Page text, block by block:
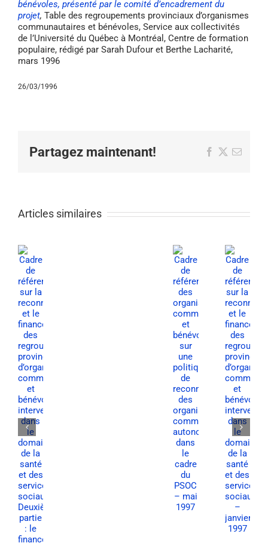
bénévoles, présenté par le comité d’encadrement du
projet, Table des regroupements provinciaux d’organismes
communautaires et bénévoles, Service aux collectivités
de l’Université du Québec à Montréal, Centre de formation
populaire, rédigé par Sarah Dufour et Berthe Lacharité,
mars 1996
26/03/1996
Partagez maintenant! Facebook
X Email
Articles similaires